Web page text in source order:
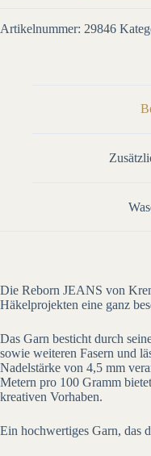
Artikelnummer: 29846
Die Reborn JEANS von
Häkelprojekten eine ganz
Das Garn besticht durch
sowie weiteren Fasern und
Nadelstärke von 4,5 mm
Metern pro 100 Gramm
kreativen Vorhaben.
Ein hochwertiges Garn, das